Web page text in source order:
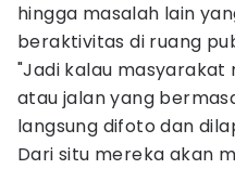
hingga masalah lain
beraktivitas di ruang
"Jadi kalau
atau jalan yang
langsung difoto dan
Dari situ mereka akan